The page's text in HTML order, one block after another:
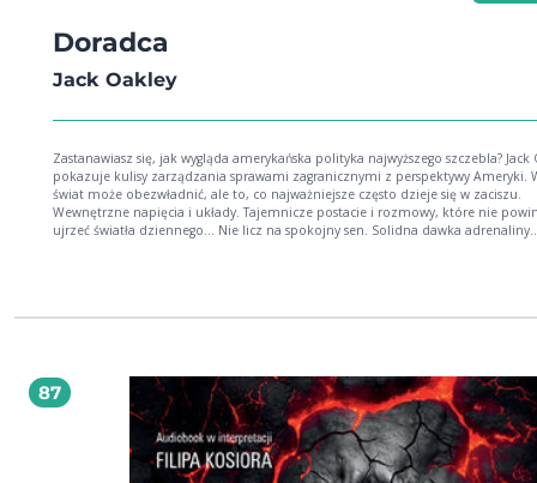
Doradca
Jack Oakley
Zastanawiasz się, jak wygląda amerykańska polityka najwyższego szczebla? Jack
pokazuje kulisy zarządzania sprawami zagranicznymi z perspektywy Ameryki.
świat może obezwładnić, ale to, co najważniejsze często dzieje się w zaciszu.
Wewnętrzne napięcia i układy. Tajemnicze postacie i rozmowy, które nie
ujrzeć światła dziennego... Nie licz na spokojny sen. Solidna dawka adrenaliny
87